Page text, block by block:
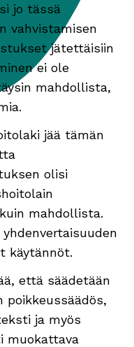
jo tässä
vahvistamisen
jätettäisiin
ei ole
mahdollista,
jää tämän
olisi
mahdollista.
käytännöt.
että säädetään
poikkeussäädös,
ja myös
muokattava